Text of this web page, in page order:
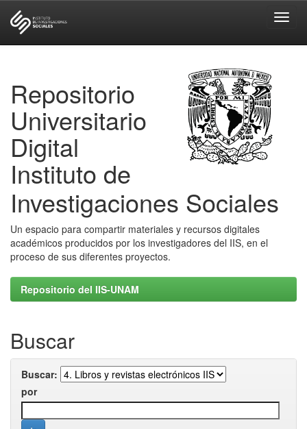
Repositorio
Universitario
Digital
Instituto de
Investigaciones Sociales
Un espacio para compartir materiales y recursos digitales
académicos producidos por los investigadores del IIS, en el
proceso de sus diferentes proyectos.
Repositorio del IIS-UNAM
Buscar
Buscar:
por